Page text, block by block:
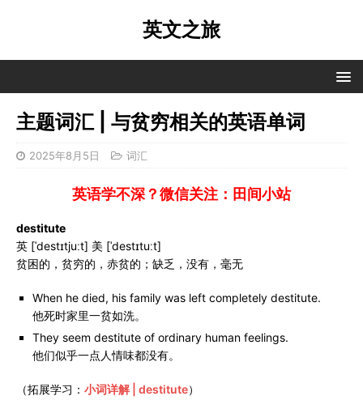
英文之旅
主题词汇 | 与贫穷相关的英语单词
2025年8月5日 词汇
英语学不深？微信关注：田间小站
destitute
英 [ˈdestɪtjuːt] 美 [ˈdestɪtuːt]
贫困的，贫穷的，赤贫的；缺乏，没有，毫无
When he died, his family was left completely destitute.
他死时家里一贫如洗。
They seem destitute of ordinary human feelings.
他们似乎一点人情味都没有。
（拓展学习： 小词详解 | destitute）